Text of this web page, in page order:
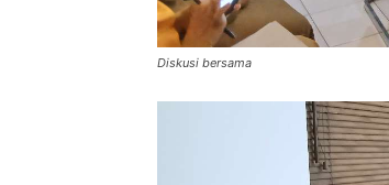
Diskusi bersama